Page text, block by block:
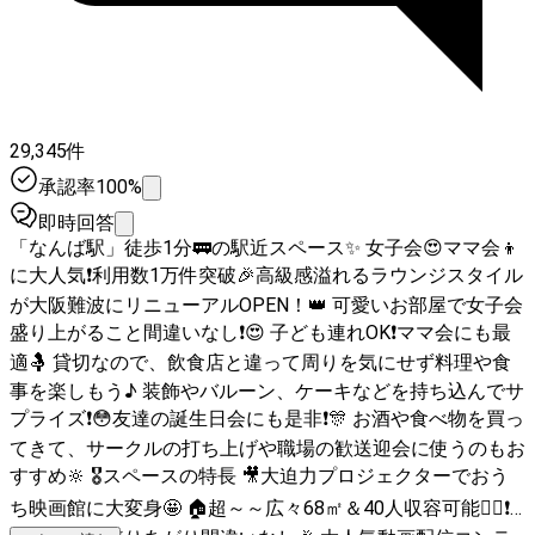
29,345件
承認率100%
即時回答
「なんば駅」徒歩1分🚃の駅近スペース✨ 女子会😍ママ会👦
に大人気❗利用数1万件突破🎉高級感溢れるラウンジスタイル
が大阪難波にリニューアルOPEN！👑 可愛いお部屋で女子会
盛り上がること間違いなし❗😍 子ども連れOK❗ママ会にも最
適🤱 貸切なので、飲食店と違って周りを気にせず料理や食
事を楽しもう♪ 装飾やバルーン、ケーキなどを持ち込んでサ
プライズ❗😳友達の誕生日会にも是非❗🎊 お酒や食べ物を買っ
てきて、サークルの打ち上げや職場の歓送迎会に使うのもお
すすめ🔆 🎖スペースの特長 🎥大迫力プロジェクターでおう
ち映画館に大変身🤩 🏠超～～広々68㎡＆40人収容可能🙆‍♂❗